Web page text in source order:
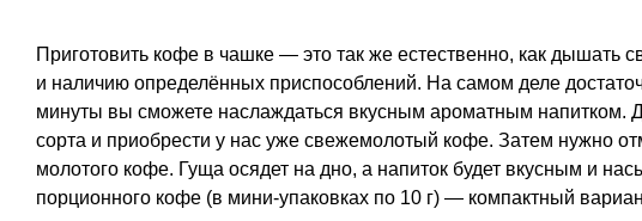
Приготовить кофе в чашке — это так же естественно, как дышать
и наличию определённых приспособлений. На самом деле
минуты вы сможете наслаждаться вкусным ароматным напитком.
сорта и приобрести у нас уже свежемолотый кофе. Затем нужно
молотого кофе. Гуща осядет на дно, а напиток будет вкусным и
порционного кофе (в мини-упаковках по 10 г) — компактный